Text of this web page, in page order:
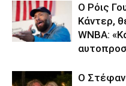
Ο Ρόις
Κάντερ,
WNBA:
Ο